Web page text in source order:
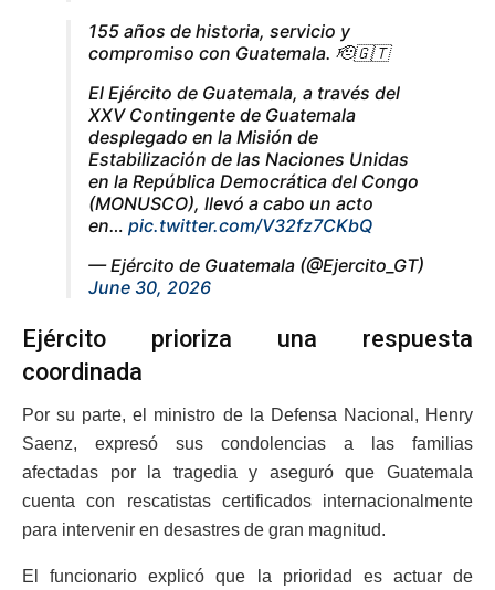
155 años de historia, servicio y
compromiso con Guatemala. 🫡🇬🇹
El Ejército de Guatemala, a través del
XXV Contingente de Guatemala
desplegado en la Misión de
Estabilización de las Naciones Unidas
en la República Democrática del Congo
(MONUSCO), llevó a cabo un acto
en… pic.twitter.com/V32fz7CKbQ
— Ejército de Guatemala (@Ejercito_GT)
June 30, 2026
Ejército prioriza una respuesta
coordinada
Por su parte, el ministro de la Defensa Nacional, Henry
Saenz, expresó sus condolencias a las familias
afectadas por la tragedia y aseguró que Guatemala
cuenta con rescatistas certificados internacionalmente
para intervenir en desastres de gran magnitud.
El funcionario explicó que la prioridad es actuar de